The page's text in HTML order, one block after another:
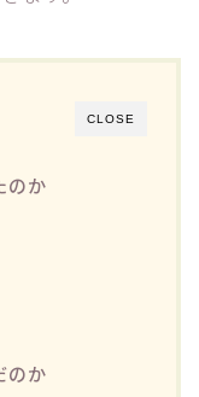
CLOSE
のか
のか